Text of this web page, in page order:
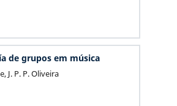
de grupos em música
J. P. P. Oliveira